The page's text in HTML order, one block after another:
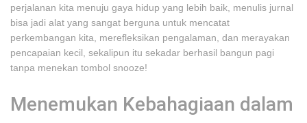
perjalanan kita menuju gaya hidup yang lebih baik, menulis jurnal
bisa jadi alat yang sangat berguna untuk mencatat
perkembangan kita, merefleksikan pengalaman, dan merayakan
pencapaian kecil, sekalipun itu sekadar berhasil bangun pagi
tanpa menekan tombol snooze!
Menemukan Kebahagiaan dalam